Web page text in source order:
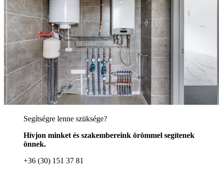
Segítségre lenne szüksége?
Hívjon minket és szakembereink örömmel segítenek
önnek.
+36 (30) 151 37 81